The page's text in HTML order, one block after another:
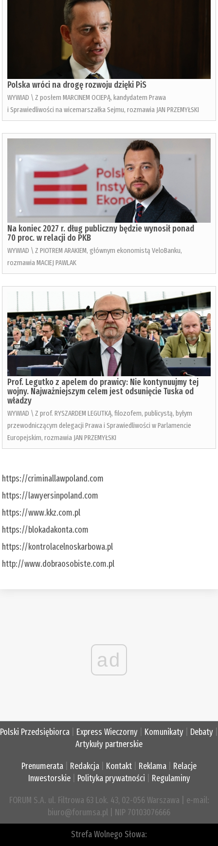
Polska wróci na drogę rozwoju dzięki PiS
WYWIAD \ Z posłem MARCINEM OCIEPĄ, kandydatem Prawa
i Sprawiedliwości na wicemarszałka Sejmu, rozmawia JAN PRZEMYŁSKI
Na koniec 2027 r. dług publiczny będzie wynosił ponad
70 proc. w relacji do PKB
WYWIAD \ Z PIOTREM ARAKIEM, głównym ekonomistą VeloBanku,
rozmawia MACIEJ PAWLAK
Prof. Legutko z apelem do prawicy: Nie kontynuujmy tej
wojny. Najważniejszym celem jest odsunięcie Tuska od
władzy
WYWIAD \ Z prof. RYSZARDEM LEGUTKĄ, filozofem, publicystą, byłym
przewodniczącym delegacji Prawa i Sprawiedliwości w Parlamencie
Europejskim, rozmawia JAN PRZEMYŁSKI
https://criminallawpoland.com
https://lawyersinpoland.com
https://www.kkz.com.pl
https://blokadakonta.com
https://kontrolacelnoskarbowa.pl
http://www.dobraosobiste.com.pl
ad
Polski Przedsiębiorca Express Wieczorny Komunikaty Debaty
Artykuły partnerskie
Prenumerata Redakcja Kontakt Reklama
Relacje
Inwestorskie| Polityka prywatności Regulaminy
FORUM S.A. ul. Filtrowa 63 Lok. 43, 02-056 Warszawa | e-mail:
biuro@forumsa.pl | NIP 70103076666
Strefa Wolnego Słowa: